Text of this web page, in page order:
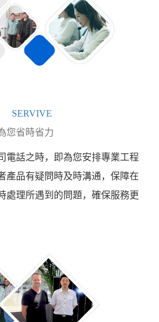
SERVIVE
您省時省力
電話之時，即為您安排專業工程
產品有疑問時及時溝通，保障在
處理所遇到的問題，確保服務更